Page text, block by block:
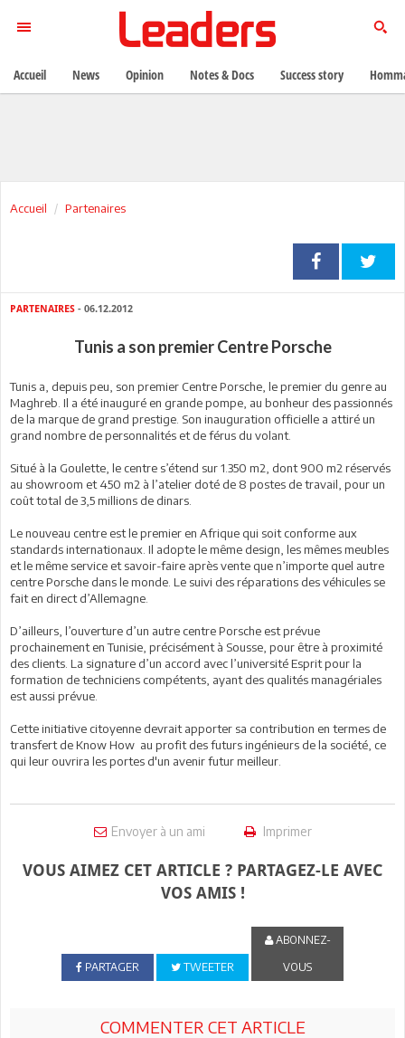
Accueil Partenaires
PARTENAIRES - 06.12.2012
Tunis a son premier Centre Porsche
Tunis a, depuis peu, son premier Centre Porsche, le premier du genre au
Maghreb. Il a été inauguré en grande pompe, au bonheur des passionnés
de la marque de grand prestige. Son inauguration officielle a attiré un
grand nombre de personnalités et de férus du volant.
Situé à la Goulette, le centre s’étend sur 1.350 m2, dont 900 m2 réservés
au showroom et 450 m2 à l’atelier doté de 8 postes de travail, pour un
coût total de 3,5 millions de dinars.
Le nouveau centre est le premier en Afrique qui soit conforme aux
standards internationaux. Il adopte le même design, les mêmes meubles
et le même service et savoir-faire après vente que n’importe quel autre
centre Porsche dans le monde. Le suivi des réparations des véhicules se
fait en direct d’Allemagne.
D’ailleurs, l’ouverture d’un autre centre Porsche est prévue
prochainement en Tunisie, précisément à Sousse, pour être à proximité
des clients. La signature d’un accord avec l’université Esprit pour la
formation de techniciens compétents, ayant des qualités managériales
est aussi prévue.
Cette initiative citoyenne devrait apporter sa contribution en termes de
transfert de Know How au profit des futurs ingénieurs de la société, ce
qui leur ouvrira les portes d'un avenir futur meilleur.
Envoyer à un ami Imprimer
VOUS AIMEZ CET ARTICLE ? PARTAGEZ-LE AVEC
VOS AMIS !
PARTAGER TWEETER
ABONNEZ-
VOUS
COMMENTER CET ARTICLE
Accueil News Opinion Notes & Docs Success story